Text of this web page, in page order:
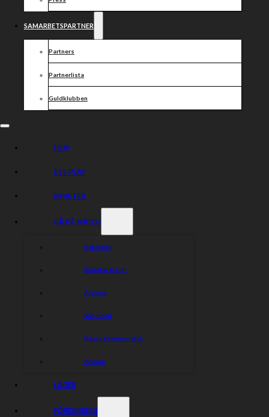
SAMARBETSPARTNER
Partners
Partnerlista
Guldklubben
HEM
ESS PLAY
NYHETER
GÅ PÅ MATCH
Kalender
Biljetter & info
Årskort
VIP-bord
Nästa hemmamatch
Arenan
LAGEN
FÖRENINGEN